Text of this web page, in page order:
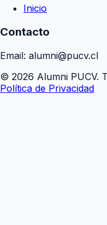
Inicio
Contacto
Email: alumni@pucv.cl
© 2026 Alumni PUCV.
Política de Privacidad